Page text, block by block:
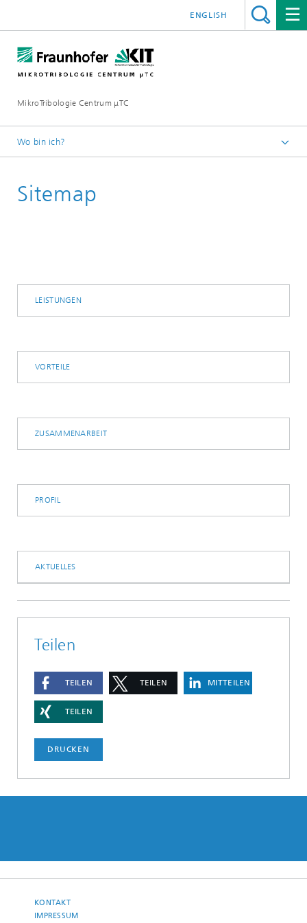
MikroTribologie Centrum μTC
ENGLISH
Wo bin ich?
Sitemap
LEISTUNGEN
VORTEILE
ZUSAMMENARBEIT
PROFIL
AKTUELLES
Teilen
TEILEN TEILEN MITTEILEN
TEILEN
DRUCKEN
KONTAKT
IMPRESSUM